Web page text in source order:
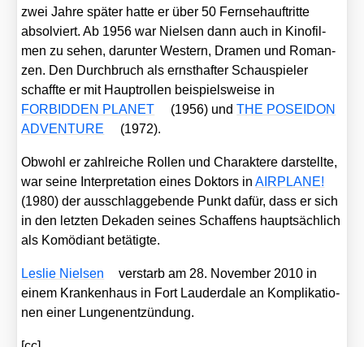
zwei Jah­re spä­ter hat­te er über 50 Fern­seh­auf­trit­te
absol­viert. Ab 1956 war Niel­sen dann auch in Kino­fil­
men zu sehen, dar­un­ter Wes­tern, Dra­men und Roman­
zen. Den Durch­bruch als ernst­haf­ter Schau­spie­ler
schaff­te er mit Haupt­rol­len bei­spiels­wei­se in
FORBIDDEN PLANET
(1956) undTHE POSEIDON
ADVENTURE
(1972).
Obwohl er zahl­rei­che Rol­len und Cha­rak­te­re dar­stell­te,
war sei­ne Inter­pre­ta­ti­on eines Dok­tors inAIRPLANE!
(1980) der aus­schlag­ge­ben­de Punkt dafür, dass er sich
in den letz­ten Deka­den sei­nes Schaf­fens haupt­säch­lich
als Komö­di­ant betä­tig­te.
Les­lie Niel­sen
ver­starb am 28. Novem­ber 2010 in
einem Kran­ken­haus in Fort Lau­derd­a­le an Kom­pli­ka­tio­
nen einer Lun­gen­ent­zün­dung.